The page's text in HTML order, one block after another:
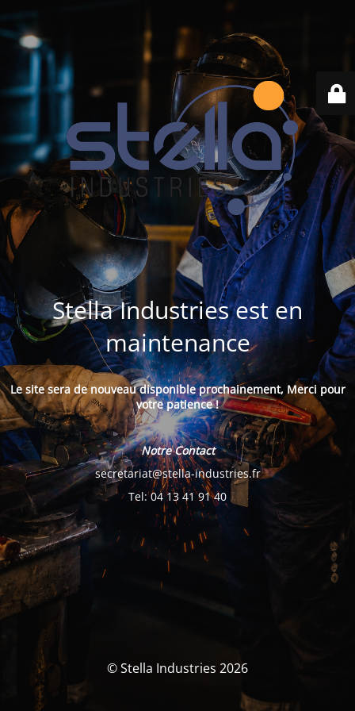
Stella Industries est en
maintenance
Le site sera de nouveau disponible prochainement, Merci pour
votre patience !
Notre Contact
secretariat@stella-industries.fr
Tel: 04 13 41 91 40
© Stella Industries 2026